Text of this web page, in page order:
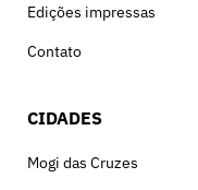
Edições impressas
Contato
CIDADES
Mogi das Cruzes